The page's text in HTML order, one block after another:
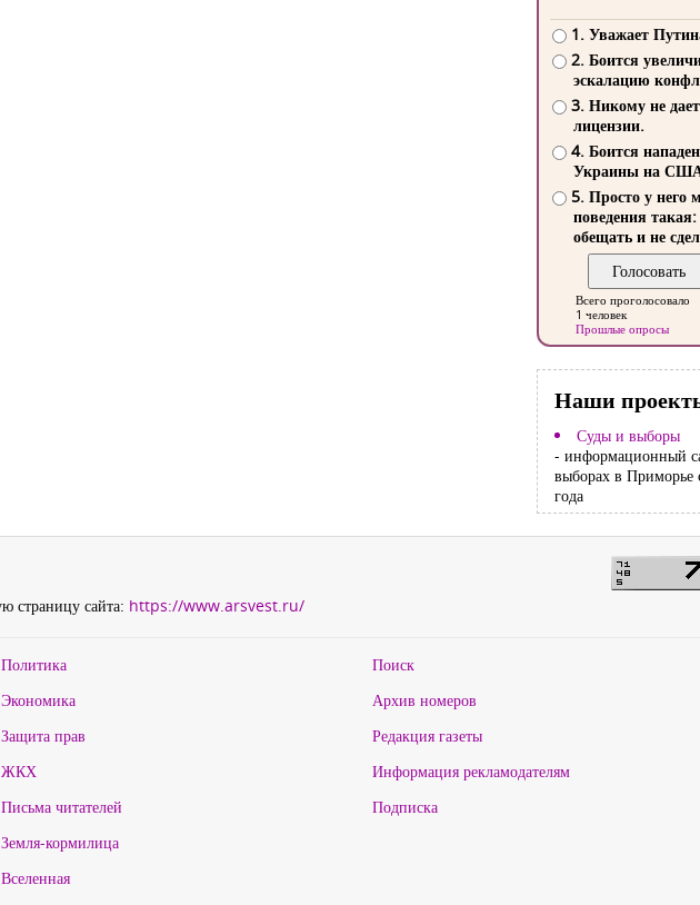
1. Уважает
2. Боится
эскалацию
3. Никому не
лицензии.
4. Боится
Украины на
5. Просто у него
поведения такая:
обещать и не
Всего проголосовало
1 человек
Прошлые опросы
Наши
Суды и выборы
- информационный
выборах в Приморье
года
страницу сайта: https://www.arsvest.ru/
Политика
Экономика
Защита прав
ЖКХ
Письма читателей
Земля-кормилица
Вселенная
Поиск
Архив номеров
Редакция газеты
Информация рекламодателям
Подписка